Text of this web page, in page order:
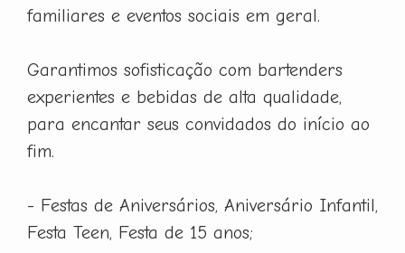
familiares e eventos sociais em geral.
Garantimos sofisticação com bartenders
experientes e bebidas de alta qualidade,
para encantar seus convidados do início ao
fim.
- Festas de Aniversários, Aniversário Infantil,
Festa Teen, Festa de 15 anos;